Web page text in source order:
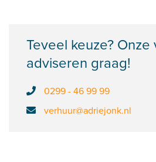
Teveel keuze?
adviseren graag!
0299 - 46 99 99
verhuur@adriejonk.nl